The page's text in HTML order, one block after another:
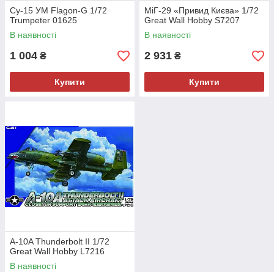
Су-15 УМ Flagon-G 1/72
Trumpeter 01625
В наявності
1 004 ₴
Купити
МіГ-29 «Привид Києва» 1/72
Great Wall Hobby S7207
В наявності
2 931 ₴
Купити
A-10A Thunderbolt II 1/72
Great Wall Hobby L7216
В наявності